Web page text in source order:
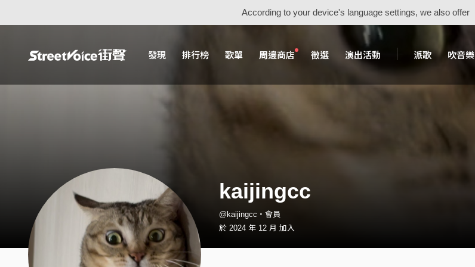
According to your device's language settings, we also offer
發現 排行榜 歌單 周邊商店 徵選 演出活動 派歌 吹音樂
kaijingcc
@kaijingcc・會員
於 2024 年 12 月 加入